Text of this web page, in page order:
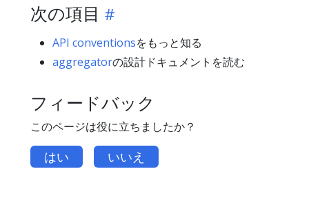
次の項目
API conventionsをもっと知る
aggregatorの設計ドキュメントを読む
フィードバック
このページは役に立ちましたか？
はい いいえ